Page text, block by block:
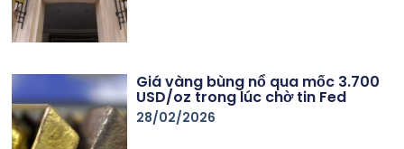
Giá vàng bùng nổ qua mốc 3.700
USD/oz trong lúc chờ tin Fed
28/02/2026